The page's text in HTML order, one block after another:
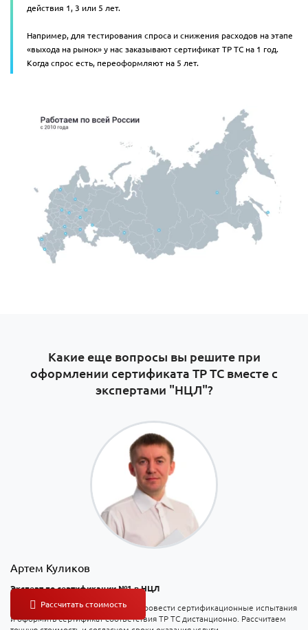
действия 1, 3 или 5 лет.
Например, для тестирования спроса и снижения расходов на этапе
«выхода на рынок» у нас заказывают сертификат ТР ТС на 1 год.
Когда спрос есть, переоформляют на 5 лет.
Какие еще вопросы вы решите при
оформлении сертификата ТР ТС вместе с
экспертами "НЦЛ"?
Артем Куликов
Эксперт по сертификации №1 в НЦЛ
На консультации вы узнаете, как провести сертификационные испытания
и оформить сертификат соответствия ТР ТС дистанционно. Рассчитаем